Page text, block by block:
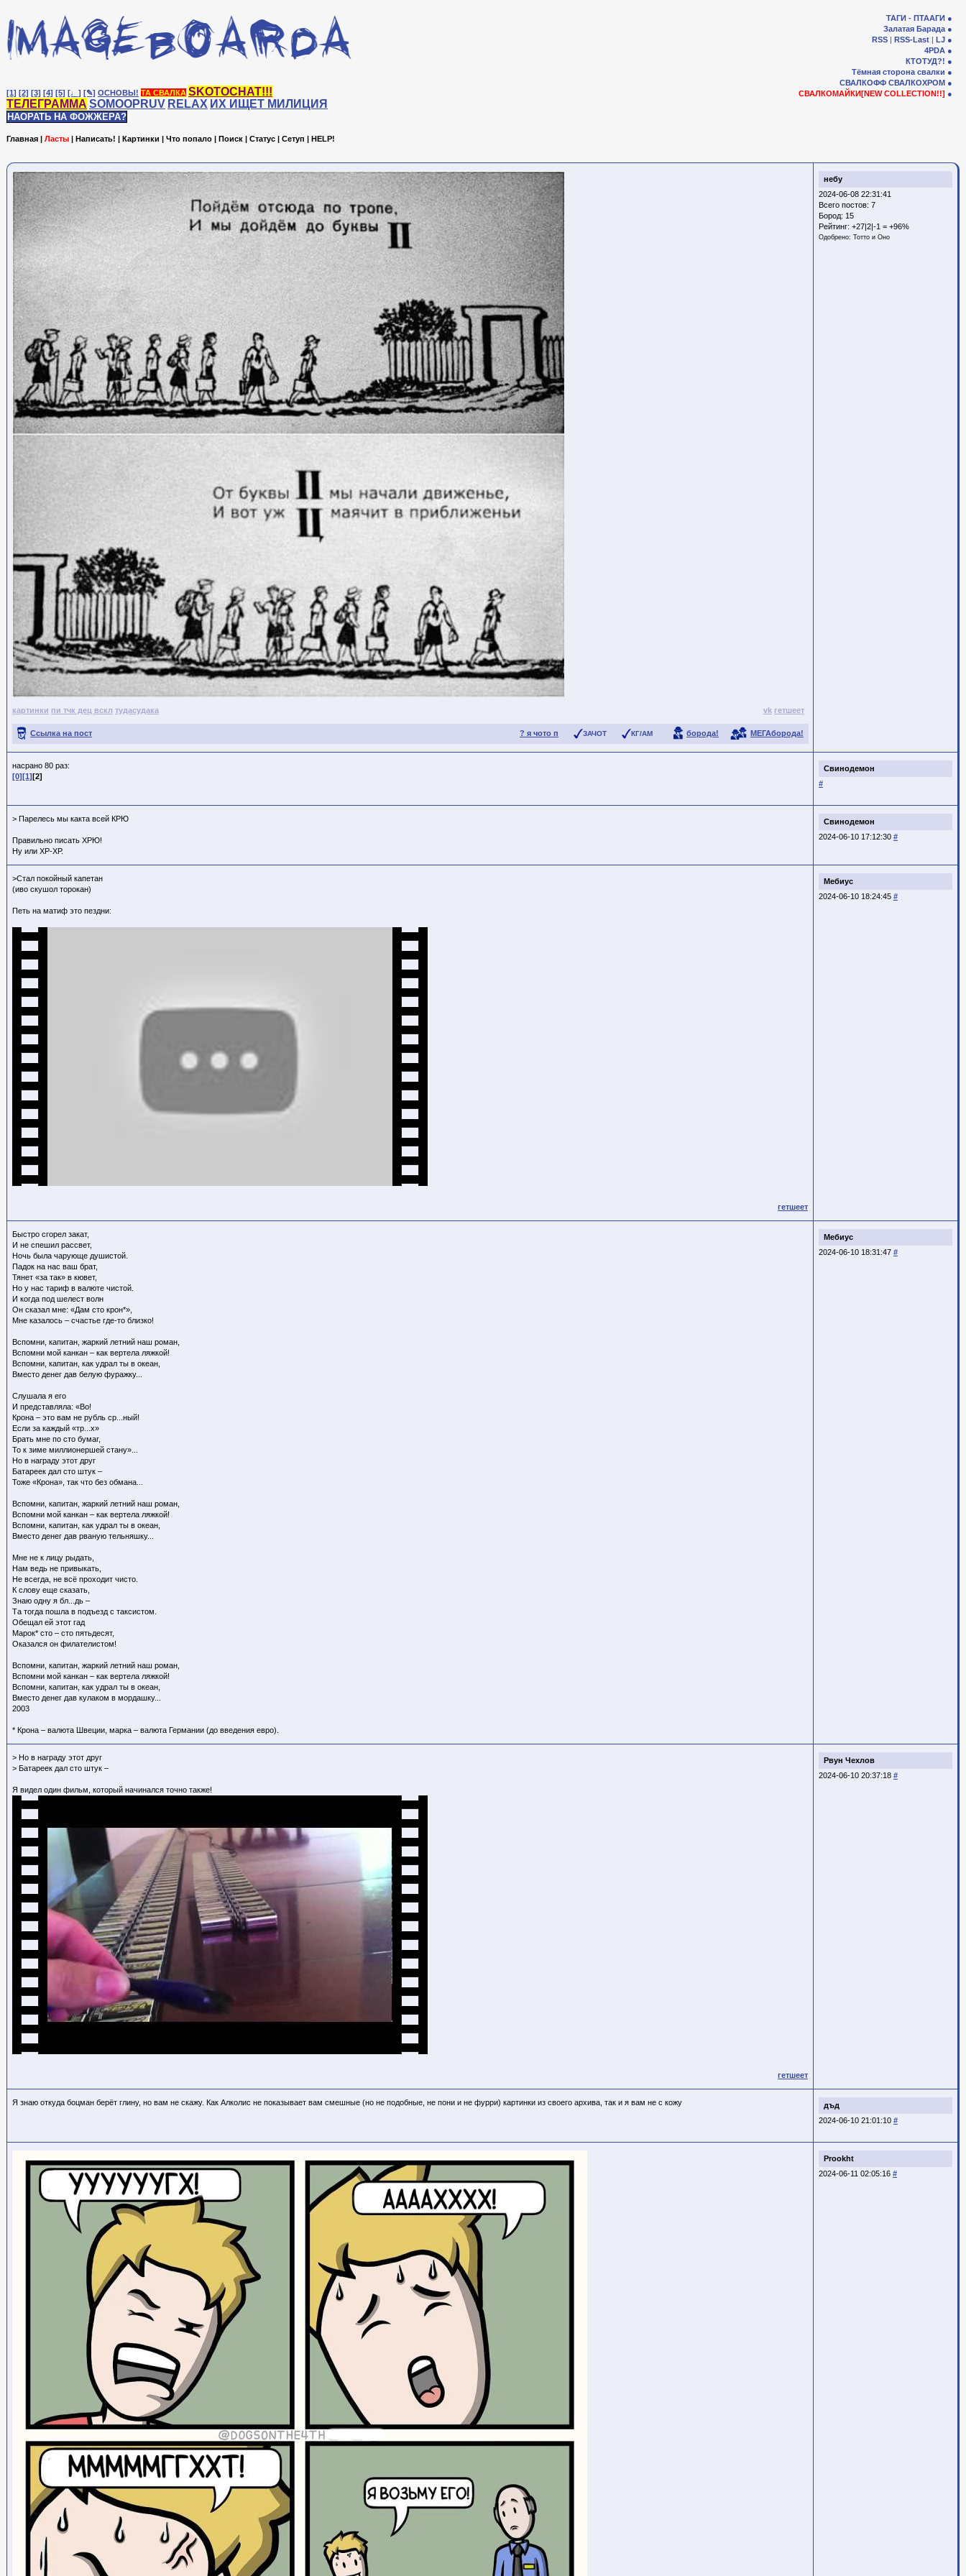
[1] [2] [3] [4] [5] [♩] [✎] ОСНОВЫ! ТА СВАЛКА SKOTOCHAT!!!
ТЕЛЕГРАММА SOMOOPRUV RELAX ИХ ИЩЕТ МИЛИЦИЯ
НАОРАТЬ НА ФОЖЖЕРА?
ТАГИ - ПТААГИ
Залатая Барада
RSS | RSS-Last | LJ
4PDA
КТОТУД?!
Тёмная сторона свалки
СВАЛКОФФ СВАЛКОХРОМ
СВАЛКОМАЙКИ[NEW COLLECTION!!]
Главная | Ласты | Написать! | Картинки | Что попало | Поиск | Статус | Сетуп | HELP!
небу
2024-06-08 22:31:41
Всего постов: 7
Бород: 15
Рейтинг: +27|2|-1 = +96%
Одобрено: Тотто и Оно
картинки пи тчк дец вскл тудасудака vk гетшеет
? я чото п ЗАЧОТ КГ/АМ борода! МЕГАборода!
Ссылка на пост
Свинодемон
#
насрано 80 раз:
[0][1][2]
Свинодемон
2024-06-10 17:12:30 #
> Парелесь мы какта всей КРЮ
Правильно писать ХРЮ!
Ну или ХР-ХР.
Мебиус
2024-06-10 18:24:45 #
>Стал покойный капетан
(иво скушол торокан)
Петь на матиф это пездни:
гетшеет
Мебиус
2024-06-10 18:31:47 #
Быстро сгорел закат,
И не спешил рассвет,
Ночь была чарующе душистой.
Падок на нас ваш брат,
Тянет «за так» в кювет,
Но у нас тариф в валюте чистой.
И когда под шелест волн
Он сказал мне: «Дам сто крон*»,
Мне казалось – счастье где-то близко!
Вспомни, капитан, жаркий летний наш роман,
Вспомни мой канкан – как вертела ляжкой!
Вспомни, капитан, как удрал ты в океан,
Вместо денег дав белую фуражку...
Слушала я его
И представляла: «Во!
Крона – это вам не рубль ср...ный!
Если за каждый «тр...х»
Брать мне по сто бумаг,
То к зиме миллионершей стану»...
Но в награду этот друг
Батареек дал сто штук –
Тоже «Крона», так что без обмана...
Вспомни, капитан, жаркий летний наш роман,
Вспомни мой канкан – как вертела ляжкой!
Вспомни, капитан, как удрал ты в океан,
Вместо денег дав рваную тельняшку...
Мне не к лицу рыдать,
Нам ведь не привыкать,
Не всегда, не всё проходит чисто.
К слову еще сказать,
Знаю одну я бл...дь –
Та тогда пошла в подъезд с таксистом.
Обещал ей этот гад
Марок* сто – сто пятьдесят,
Оказался он филателистом!
Вспомни, капитан, жаркий летний наш роман,
Вспомни мой канкан – как вертела ляжкой!
Вспомни, капитан, как удрал ты в океан,
Вместо денег дав кулаком в мордашку...
2003
* Крона – валюта Швеции, марка – валюта Германии (до введения евро).
Рвун Чехлов
2024-06-10 20:37:18 #
> Но в награду этот друг
> Батареек дал сто штук –
Я видел один фильм, который начинался точно также!
гетшеет
дъд
2024-06-10 21:01:10 #
Я знаю откуда боцман берёт глину, но вам не скажу. Как Алколис не показывает вам смешные (но не подобные, не пони и не фурри) картинки из своего архива, так и я вам не с кожу
Prookht
2024-06-11 02:05:16 #